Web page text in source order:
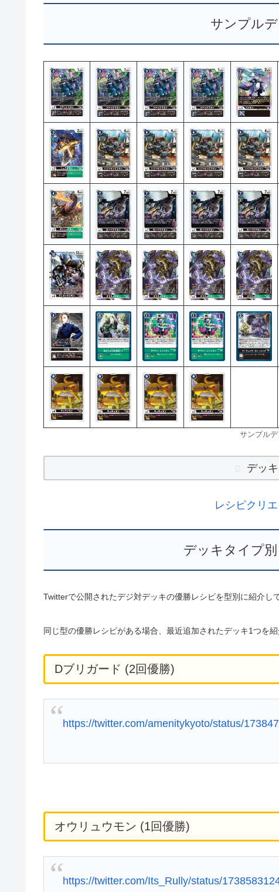
サンプル
サンプル
デッ
レシピクリ
デッキタイプ
Twitterで公開されたデジ対デッキの優勝レシピを型別に紹介し
同じ型の優勝レシピがある場合、最近追加されたデッキ1つを紹
Dブリガード (2回優勝)
https://twitter.com/amenitykyoto/status/
オウリュウモン (1回優勝)
https://twitter.com/Its_Rully/status/